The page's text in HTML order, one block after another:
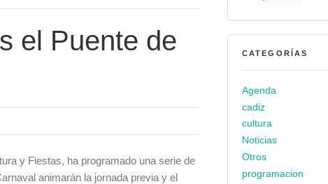
el Puente de
y Fiestas, ha programado una serie de
animarán la jornada previa y el
CATEGORÍAS
Agenda
cadiz
cultura
Noticias
Otros
programacion